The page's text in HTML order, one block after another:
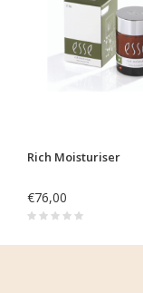
Rich Moisturiser
€76,00